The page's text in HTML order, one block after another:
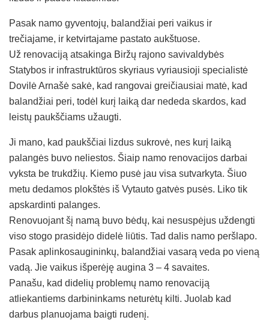
Pasak namo gyventojų, balandžiai peri vaikus ir
trečiajame, ir ketvirtajame pastato aukštuose.
Už renovaciją atsakinga Biržų rajono savivaldybės
Statybos ir infrastruktūros skyriaus vyriausioji specialistė
Dovilė Arnašė sakė, kad rangovai greičiausiai matė, kad
balandžiai peri, todėl kurį laiką dar nededa skardos, kad
leistų paukščiams užaugti.
Ji mano, kad paukščiai lizdus sukrovė, nes kurį laiką
palangės buvo neliestos. Šiaip namo renovacijos darbai
vyksta be trukdžių. Kiemo pusė jau visa sutvarkyta. Šiuo
metu dedamos plokštės iš Vytauto gatvės pusės. Liko tik
apskardinti palanges.
Renovuojant šį namą buvo bėdų, kai nesuspėjus uždengti
viso stogo prasidėjo didelė liūtis. Tad dalis namo peršlapo.
Pasak aplinkosaugininkų, balandžiai vasarą veda po vieną
vadą. Jie vaikus išperėję augina 3 – 4 savaites.
Panašu, kad didelių problemų namo renovaciją
atliekantiems darbininkams neturėtų kilti. Juolab kad
darbus planuojama baigti rudenį.